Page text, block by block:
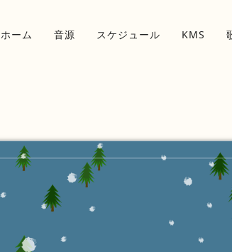
ホーム 音源 スケジュール KMS